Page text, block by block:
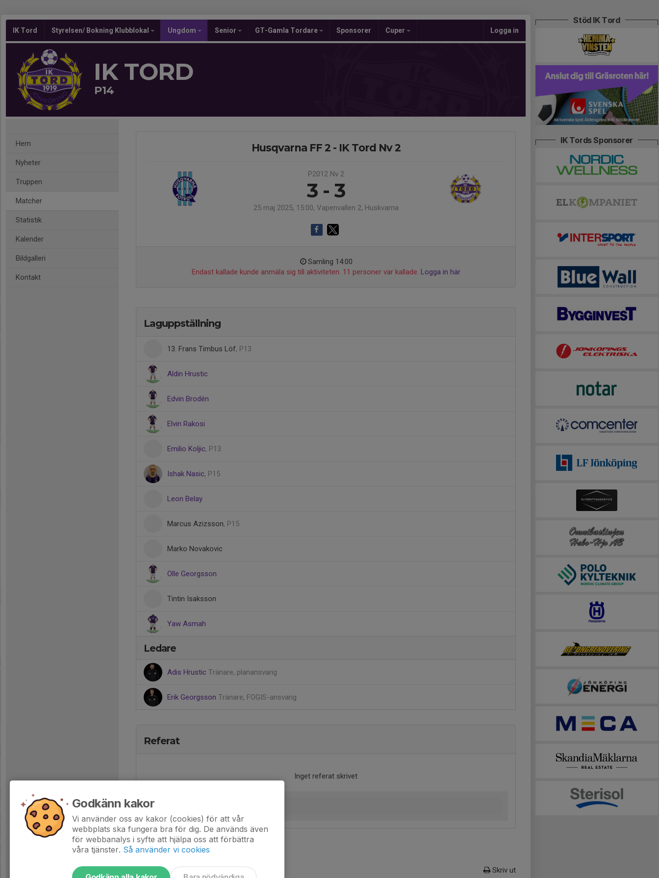
IK Tord Styrelsen/ Bokning Klubblokal Ungdom Senior GT-Gamla Tordare Sponsorer Cuper Logga in
IK TORD
P14
Hem
Nyheter
Truppen
Matcher
Statistik
Kalender
Bildgalleri
Kontakt
Husqvarna FF 2 - IK Tord Nv 2
P2012 Nv 2
3 - 3
25 maj 2025, 15:00, Vapenvallen 2, Huskvarna
Samling 14:00
Endast kallade kunde anmäla sig till aktiviteten. 11 personer var kallade. Logga in här
Laguppställning
13. Frans Timbus Löf, P13
Aldin Hrustic
Edvin Brodén
Elvin Rakosi
Emilio Koljic, P13
Ishak Nasic, P15
Leon Belay
Marcus Azizsson, P15
Marko Novakovic
Olle Georgsson
Tintin Isaksson
Yaw Asmah
Ledare
Adis Hrustic Tränare, planansvarig
Erik Georgsson Tränare, FOGIS-ansvarig
Referat
Inget referat skrivet
Skriv ut
Stöd IK Tord
IK Tords Sponsorer
Godkänn kakor
Vi använder oss av kakor (cookies) för att vår
webbplats ska fungera bra för dig. De används även
för webbanalys i syfte att hjälpa oss att förbättra
våra tjänster. Så använder vi cookies